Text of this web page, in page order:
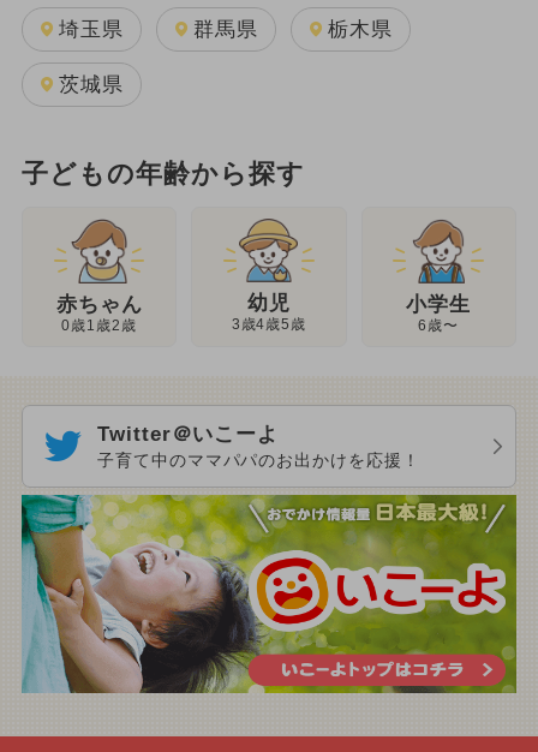
埼玉県 群馬県 栃木県
茨城県
子どもの年齢から探す
赤ちゃん
0歳1歳2歳
幼児
3歳4歳5歳
小学生
6歳〜
Twitter＠いこーよ
子育て中のママパパのお出かけを応援！